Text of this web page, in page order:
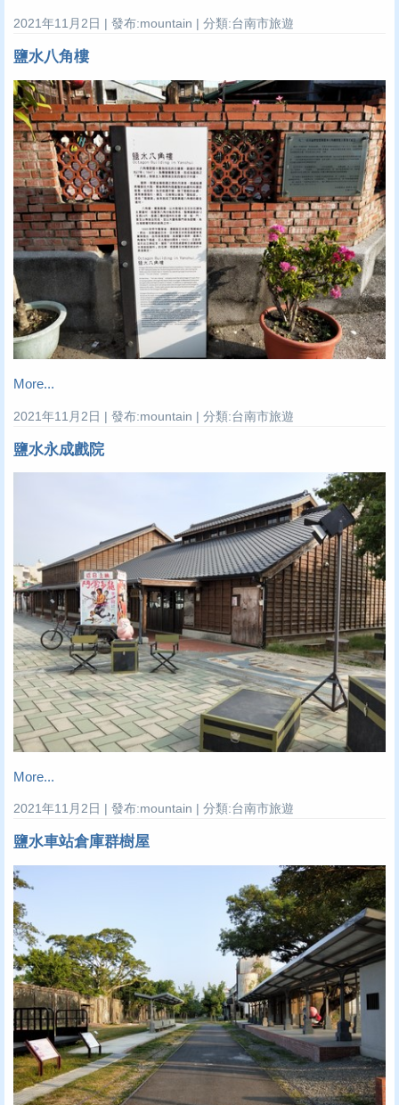
2021年11月2日 | 發布:mountain | 分類:台南市旅遊
鹽水八角樓
More...
2021年11月2日 | 發布:mountain | 分類:台南市旅遊
鹽水永成戲院
More...
2021年11月2日 | 發布:mountain | 分類:台南市旅遊
鹽水車站倉庫群樹屋